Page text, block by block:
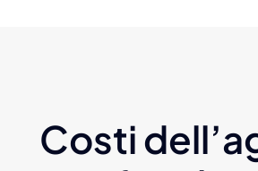
Costi